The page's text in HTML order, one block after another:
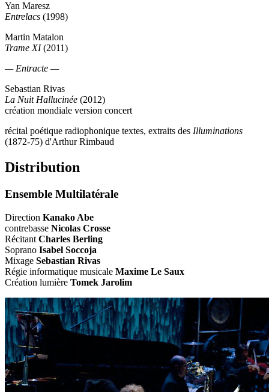
Yan Maresz
Entrelacs (1998)
Martin Matalon
Trame XI(2011)
— Entracte —
Sebastian Rivas
La Nuit Hallucinée (2012)
création mondiale version concert
récital poétique radiophonique textes, extraits des Illuminations
(1872-75) d'Arthur Rimbaud
Distribution
Ensemble Multilatérale
Direction Kanako Abe
contrebasse Nicolas Crosse
Récitant Charles Berling
Soprano Isabel Soccoja
Mixage Sebastian Rivas
Régie informatique musicale Maxime Le Saux
Création lumière Tomek Jarolim